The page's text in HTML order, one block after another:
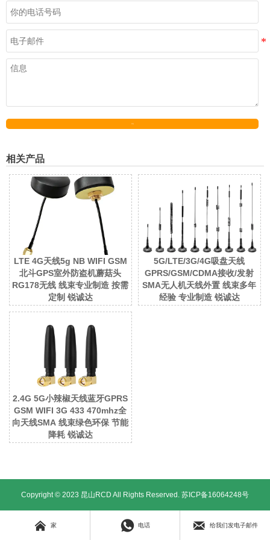
相关产品
LTE 4G天线5g NB WIFI GSM
北斗GPS室外防盗机蘑菇头
RG178无线 线束专业制造 按需
定制 锐诚达
5G/LTE/3G/4G吸盘天线
GPRS/GSM/CDMA接收/发射
SMA无人机天线外置 线束多年
经验 专业制造 锐诚达
2.4G 5G小辣椒天线蓝牙GPRS
GSM WIFI 3G 433 470mhz全
向天线SMA 线束绿色环保 节能
降耗 锐诚达
Copyright © 2023 昆山RCD All Rights Reserved. 苏ICP备16064248号
 家  电话  给我们发电子邮件